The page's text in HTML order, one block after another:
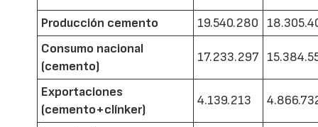
Producción cemento 19.540.280
Consumo nacional
(cemento)
17.233.297
Exportaciones
(cemento+clínker)
4.139.213